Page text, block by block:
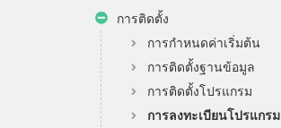
การติดตั้ง
การกำหนดค่าเริ่มต้น
การติดตั้งฐานข้อมูล
การติดตั้งโปรแกรม
การลงทะเบียนโปรแกรม